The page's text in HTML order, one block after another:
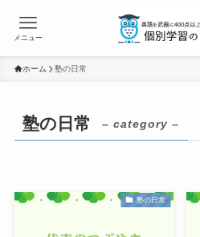
メニュー
ホーム 塾の日常
塾の日常 – category –
塾の日常